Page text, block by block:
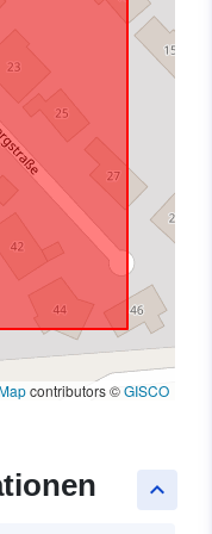
contributors ©GISCO
keyboard_arrow_up